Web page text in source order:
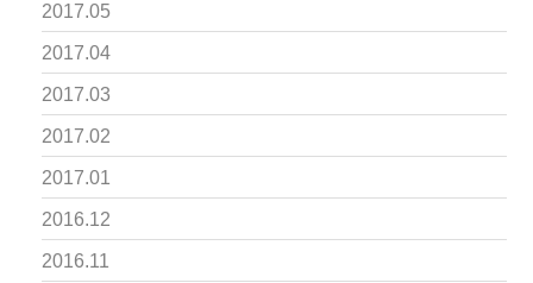
2017.05
2017.04
2017.03
2017.02
2017.01
2016.12
2016.11